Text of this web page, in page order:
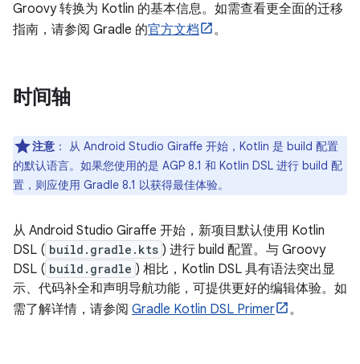
Groovy 转换为 Kotlin 的基本信息。如需查看更全面的迁移
指南，请参阅 Gradle 的官方文档 。
时间轴
注意 ：
从 Android Studio Giraffe 开始，Kotlin 是 build 配置
的默认语言。如果您使用的是 AGP 8.1 和 Kotlin DSL 进行 build 配
置，则应使用 Gradle 8.1 以获得最佳体验。
从 Android Studio Giraffe 开始，新项目默认使用 Kotlin
DSL ( build.gradle.kts ) 进行 build 配置。与 Groovy
DSL ( build.gradle ) 相比，Kotlin DSL 具有语法突出显
示、代码补全和声明导航功能，可提供更好的编辑体验。如
需了解详情，请参阅 Gradle Kotlin DSL Primer 。